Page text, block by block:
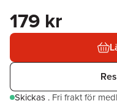
179 kr
Skickas . Fri frakt för